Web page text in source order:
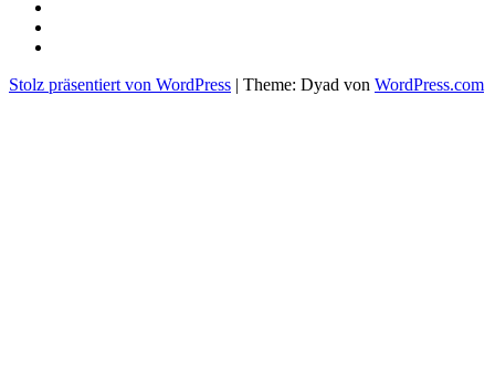
Stolz präsentiert von WordPress | Theme: Dyad von WordPress.com